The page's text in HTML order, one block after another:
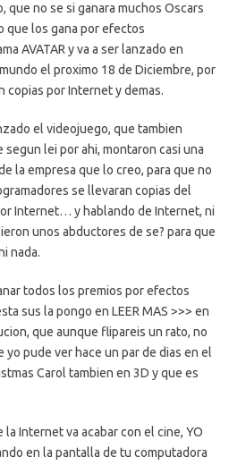
que no se si ganara muchos Oscars
que los gana por efectos
AVATAR y va a ser lanzado en
el proximo 18 de Diciembre, por
copias por Internet y demas.
el videojuego, que tambien
segun lei por ahi, montaron casi una
la empresa que lo creo, para que no
se llevaran copias del
Internet… y hablando de Internet, ni
unos abductores de se? para que
nada.
todos los premios por efectos
sus la pongo en LEER MAS >>> en
que aunque flipareis un rato, no
pude ver hace un par de dias en el
Carol tambien en 3D y que es
Internet va acabar con el cine, YO
en la pantalla de tu computadora